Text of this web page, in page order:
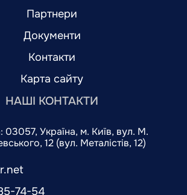
Партнери
Документи
Контакти
Карта сайту
НАШІ КОНТАКТИ
03057, Україна, м. Київ, вул. М.
12 (вул. Металістів, 12)
74-54